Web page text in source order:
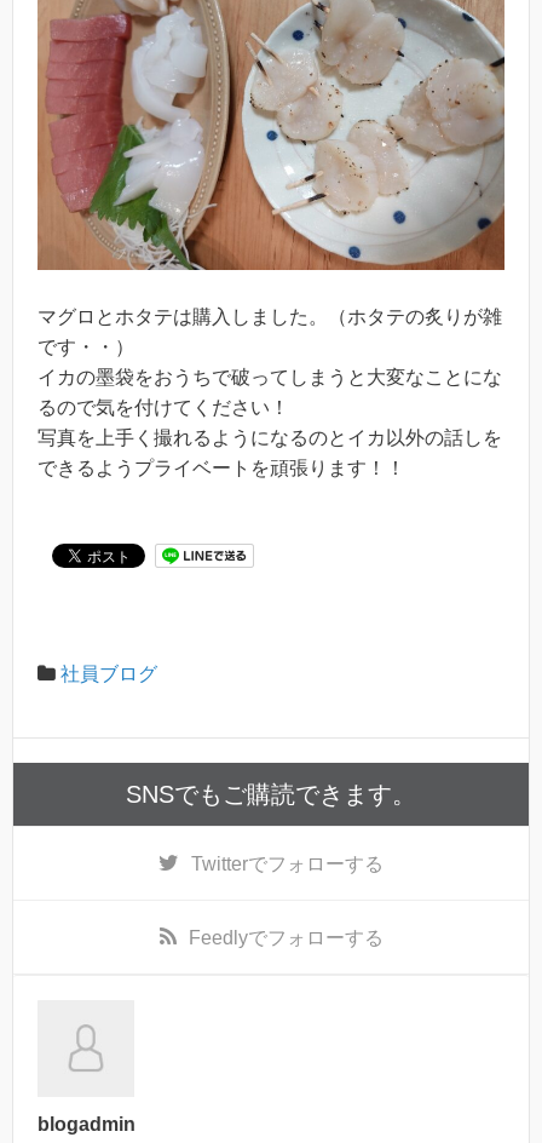
マグロとホタテは購入しました。（ホタテの炙りが雑
です・・）
イカの墨袋をおうちで破ってしまうと大変なことにな
るので気を付けてください！
写真を上手く撮れるようになるのとイカ以外の話しを
できるようプライベートを頑張ります！！
社員ブログ
SNSでもご購読できます。
Twitterでフォローする
Feedlyでフォローする
blogadmin